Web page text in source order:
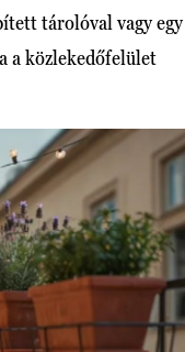
tárolóval vagy egy
a közlekedőfelület